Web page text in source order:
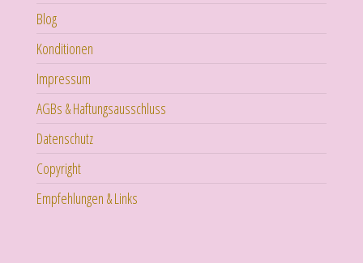
Blog
Konditionen
Impressum
AGBs & Haftungsausschluss
Datenschutz
Copyright
Empfehlungen & Links